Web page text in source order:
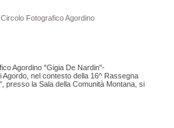
Fotografico Agordino
Agordino "Gigia De Nardin"-
nel contesto della 16^ Rassegna
presso la Sala della Comunità Montana, si